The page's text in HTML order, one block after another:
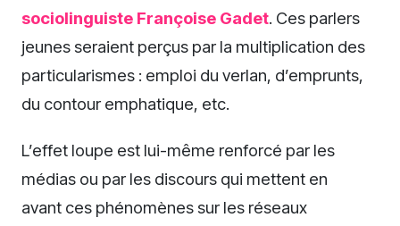
sociolinguiste Françoise Gadet. Ces parlers
jeunes seraient perçus par la multiplication des
particularismes : emploi du verlan, d’emprunts,
du contour emphatique, etc.
L’effet loupe est lui-même renforcé par les
médias ou par les discours qui mettent en
avant ces phénomènes sur les réseaux